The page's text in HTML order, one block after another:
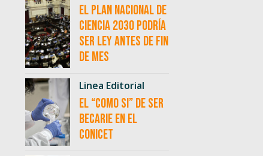
El Plan Nacional de
Ciencia 2030 podría
ser ley antes de fin
de mes
Linea Editorial
El “como si” de ser
becarie en el
CONICET